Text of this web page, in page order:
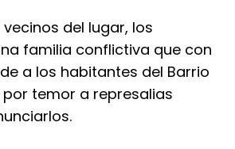
del lugar, los
familia conflictiva que con
a los habitantes del Barrio
por temor a represalias